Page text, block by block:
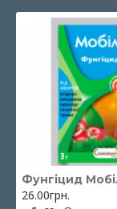
Фунгіцид
26.00грн.